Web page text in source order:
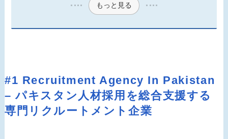
もっと見る
#1 Recruitment Agency In Pakistan
– パキスタン人材採用を総合支援する
専門リクルートメント企業